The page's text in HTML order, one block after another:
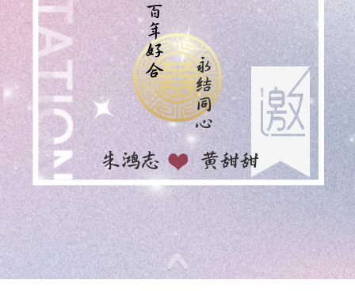
百年好合
永结同心
朱鸿志 黄甜甜